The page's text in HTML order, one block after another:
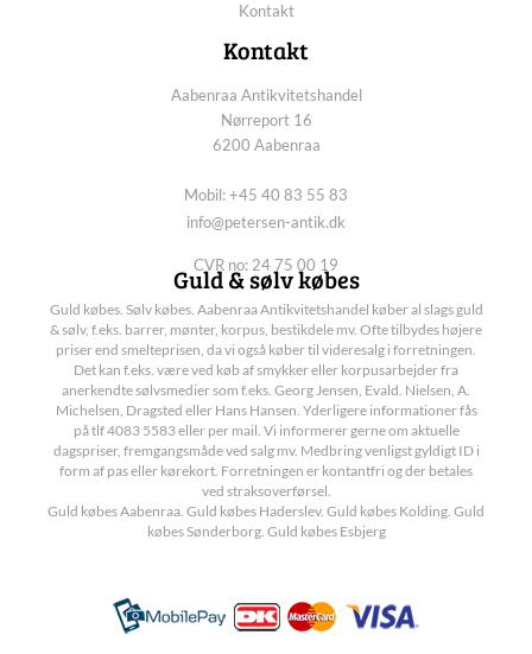
Kontakt
Kontakt
Aabenraa Antikvitetshandel
Nørreport 16
6200 Aabenraa
Mobil: +45 40 83 55 83
info@petersen-antik.dk
CVR no: 24 75 00 19
Guld & sølv købes
Guld købes. Sølv købes. Aabenraa Antikvitetshandel køber al slags guld
& sølv, f.eks. barrer, mønter, korpus, bestikdele mv. Ofte tilbydes højere
priser end smelteprisen, da vi også køber til videresalg i forretningen.
Det kan f.eks. være ved køb af smykker eller korpusarbejder fra
anerkendte sølvsmedier som f.eks. Georg Jensen, Evald. Nielsen, A.
Michelsen, Dragsted eller Hans Hansen. Yderligere informationer fås
på tlf 4083 5583 eller per mail. Vi informerer gerne om aktuelle
dagspriser, fremgangsmåde ved salg mv. Medbring venligst gyldigt ID i
form af pas eller kørekort. Forretningen er kontantfri og der betales
ved straksoverførsel.
Guld købes Aabenraa. Guld købes Haderslev. Guld købes Kolding. Guld
købes Sønderborg. Guld købes Esbjerg